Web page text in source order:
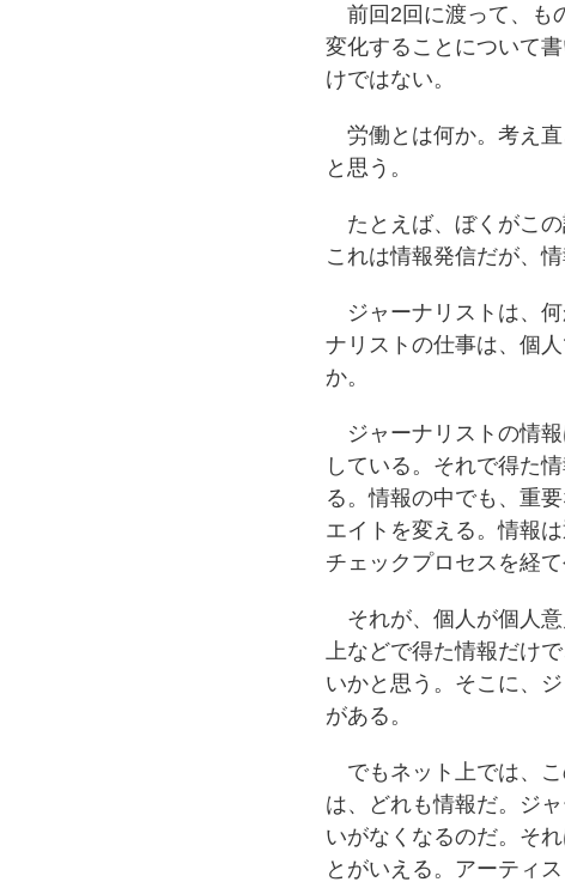
前回2回に渡って、も
変化することについて
けではない。
労働とは何か。考え直
と思う。
たとえば、ぼくがこの
これは情報発信だが、
ジャーナリストは、
ナリストの仕事は、個
か。
ジャーナリストの情
している。それで得た
る。情報の中でも、重
エイトを変える。情報
チェックプロセスを経て
それが、個人が個人意
上などで得た情報だけ
いかと思う。そこに、
がある。
でもネット上では、こ
は、どれも情報だ。ジ
いがなくなるのだ。そ
とがいえる。アーティ